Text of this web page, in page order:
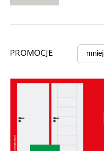
PROMOCJE mniej